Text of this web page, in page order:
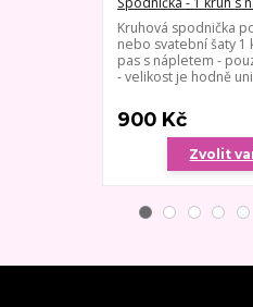
Kruhová spodnička
nebo svatební šaty 1
pas s nápletem -
- velikost je hodně
900 Kč
Zvolit